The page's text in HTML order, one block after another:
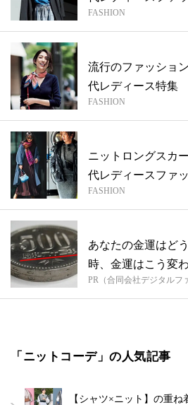
FASHION
流行のファッショ
代レディース特集
FASHION
ニットロングスカ
代レディースファ
FASHION
あなたの金運はど
時、金運はこう変
PR（合同会社デジタルフ
「ニットコーデ」の人気記事
【シャツ×ニット】の重